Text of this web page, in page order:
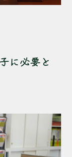
に必要と